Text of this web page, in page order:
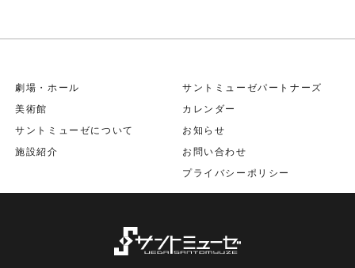
劇場・ホール
美術館
サントミューゼについて
施設紹介
サントミューゼパートナーズ
カレンダー
お知らせ
お問い合わせ
プライバシーポリシー